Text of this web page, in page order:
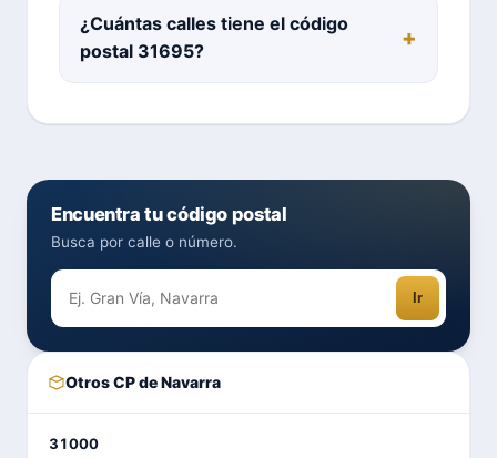
¿Cuántas calles tiene el código
postal 31695?
Encuentra tu código postal
Busca por calle o número.
Ir
Otros CP de Navarra
31000